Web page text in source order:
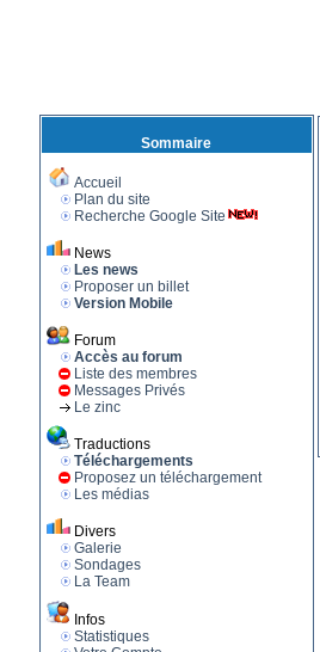
Sommaire
Accueil
Plan du site
Recherche Google Site
News
Les news
Proposer un billet
Version Mobile
Forum
Accès au forum
Liste des membres
Messages Privés
Le zinc
Traductions
Téléchargements
Proposez un téléchargement
Les médias
Divers
Galerie
Sondages
La Team
Infos
Statistiques